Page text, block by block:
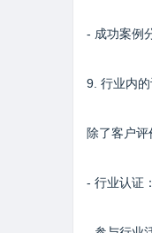
- 成功案例
9. 行业内
除了客户
- 行业认证